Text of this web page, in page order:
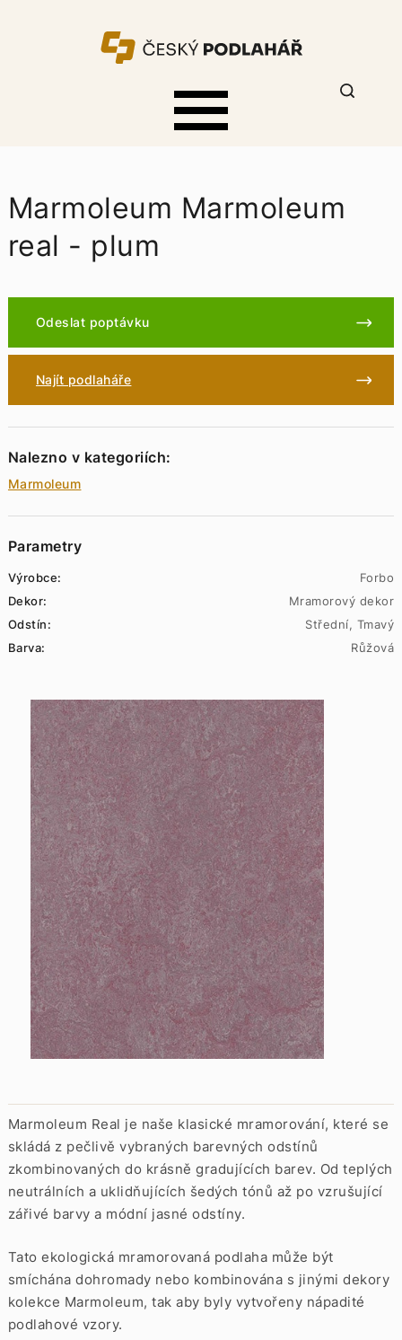
Marmoleum Marmoleum
real - plum
Odeslat poptávku
Najít podlaháře
Nalezno v kategoriích:
Marmoleum
Parametry
Výrobce:
Forbo
Dekor:
Mramorový dekor
Odstín:
Střední, Tmavý
Barva:
Růžová
Marmoleum Real je naše klasické mramorování, které se
skládá z pečlivě vybraných barevných odstínů
zkombinovaných do krásně gradujících barev. Od teplých
neutrálních a uklidňujících šedých tónů až po vzrušující
zářivé barvy a módní jasné odstíny.
Tato ekologická mramorovaná podlaha může být
smíchána dohromady nebo kombinována s jinými dekory
kolekce Marmoleum, tak aby byly vytvořeny nápadité
podlahové vzory.